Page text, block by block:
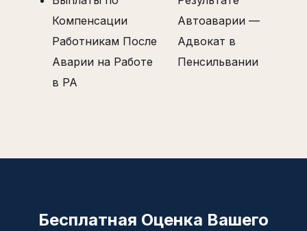
Компенсации
Работникам После
Аварии на Работе
в PA
Автоаварии —
Адвокат в
Пенсильвании
Бесплатная Оценка Вашего